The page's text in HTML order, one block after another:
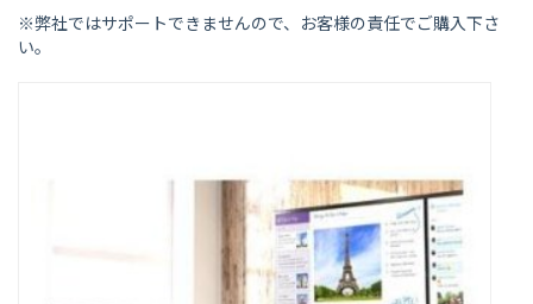
※弊社ではサポートできませんので、お客様の責任でご購入下さ
い。